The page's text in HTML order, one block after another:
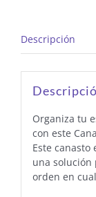
Descripción
Organiza tu
con este
Este
una solución
orden en